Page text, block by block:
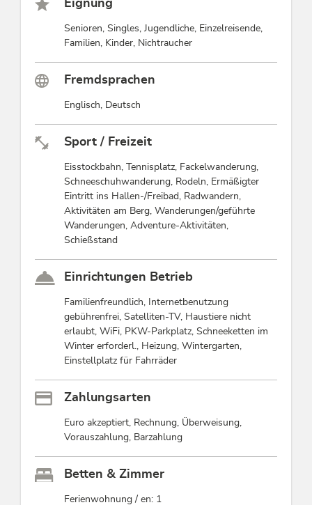
Eignung
Senioren, Singles, Jugendliche, Einzelreisende,
Familien, Kinder, Nichtraucher
Fremdsprachen
Englisch, Deutsch
Sport / Freizeit
Eisstockbahn, Tennisplatz, Fackelwanderung,
Schneeschuhwanderung, Rodeln, Ermäßigter
Eintritt ins Hallen-/Freibad, Radwandern,
Aktivitäten am Berg, Wanderungen/geführte
Wanderungen, Adventure-Aktivitäten,
Schießstand
Einrichtungen Betrieb
Familienfreundlich, Internetbenutzung
gebührenfrei, Satelliten-TV, Haustiere nicht
erlaubt, WiFi, PKW-Parkplatz, Schneeketten im
Winter erforderl., Heizung, Wintergarten,
Einstellplatz für Fahrräder
Zahlungsarten
Euro akzeptiert, Rechnung, Überweisung,
Vorauszahlung, Barzahlung
Betten & Zimmer
Ferienwohnung / en: 1